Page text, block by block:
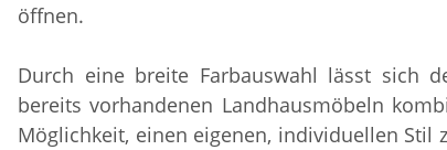
öffnen.
Durch eine breite Farbauswahl lässt sich
bereits vorhandenen Landhausmöbeln
Möglichkeit, einen eigenen, individuellen Stil